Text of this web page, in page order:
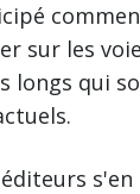
sur les
longs qui